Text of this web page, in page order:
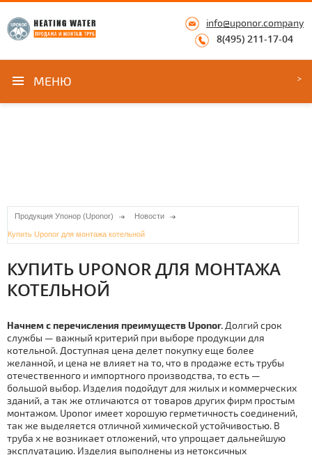
info@uponor.company
8(495) 211-17-04
МЕНЮ
Продукция Упонор (Uponor) Новости
Купить Uponor для монтажа котельной
КУПИТЬ UPONOR ДЛЯ МОНТАЖА
КОТЕЛЬНОЙ
Начнем с перечисления преимуществ Uponor. Долгий срок
службы — важный критерий при выборе продукции для
котельной. Доступная цена делет покупку еще более
желанной, и цена не влияет на то, что в продаже есть тpубы
отечественного и импортного производства, то есть —
большой выбор. Изделия подойдут для жилых и коммерческих
зданий, а так же отличаются от товаров других фирм простым
мoнтaжом. Uponor имеет хорошую герметичность соединений,
так же выделяется отличной химической устойчивостью. В
тpуба х не возникает отложений, что упрощает дальнейшую
эксплуатацию. Изделия выполнены из нетоксичных